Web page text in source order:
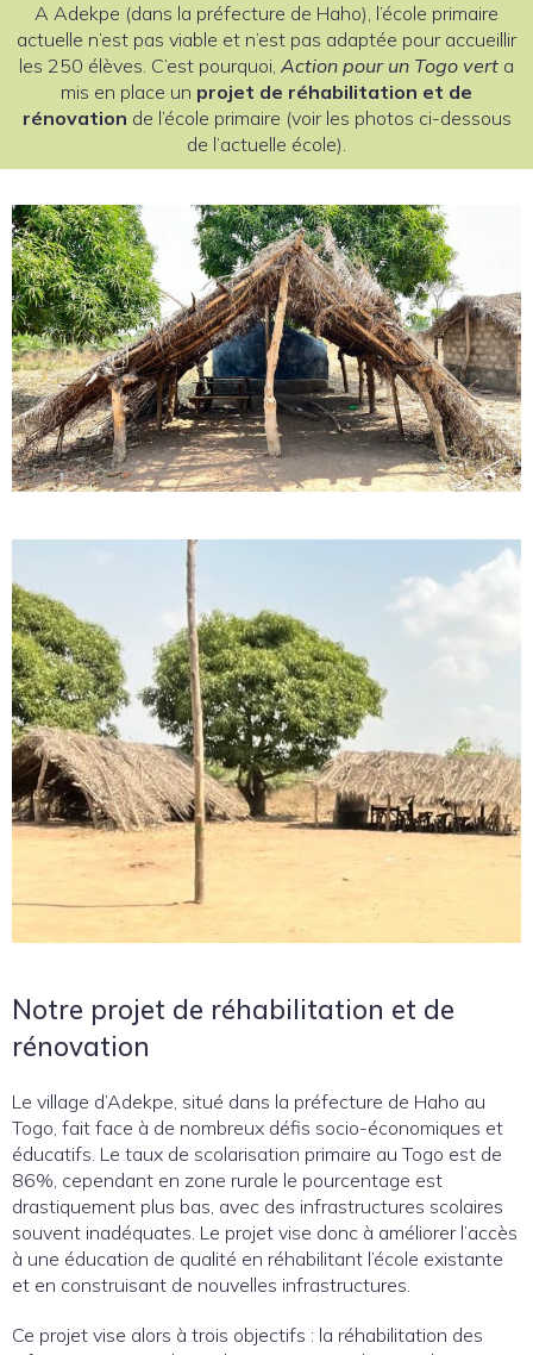
A Adekpe (dans la préfecture de Haho), l’école primaire
actuelle n’est pas viable et n’est pas adaptée pour accueillir
les 250 élèves. C’est pourquoi, Action pour un Togo vert a
mis en place un projet de réhabilitation et de
rénovation de l’école primaire (voir les photos ci-dessous
de l’actuelle école).
Notre projet de réhabilitation et de
rénovation
Le village d’Adekpe, situé dans la préfecture de Haho au
Togo, fait face à de nombreux défis socio-économiques et
éducatifs. Le taux de scolarisation primaire au Togo est de
86%, cependant en zone rurale le pourcentage est
drastiquement plus bas, avec des infrastructures scolaires
souvent inadéquates. Le projet vise donc à améliorer l’accès
à une éducation de qualité en réhabilitant l’école existante
et en construisant de nouvelles infrastructures.
Ce projet vise alors à trois objectifs : la réhabilitation des